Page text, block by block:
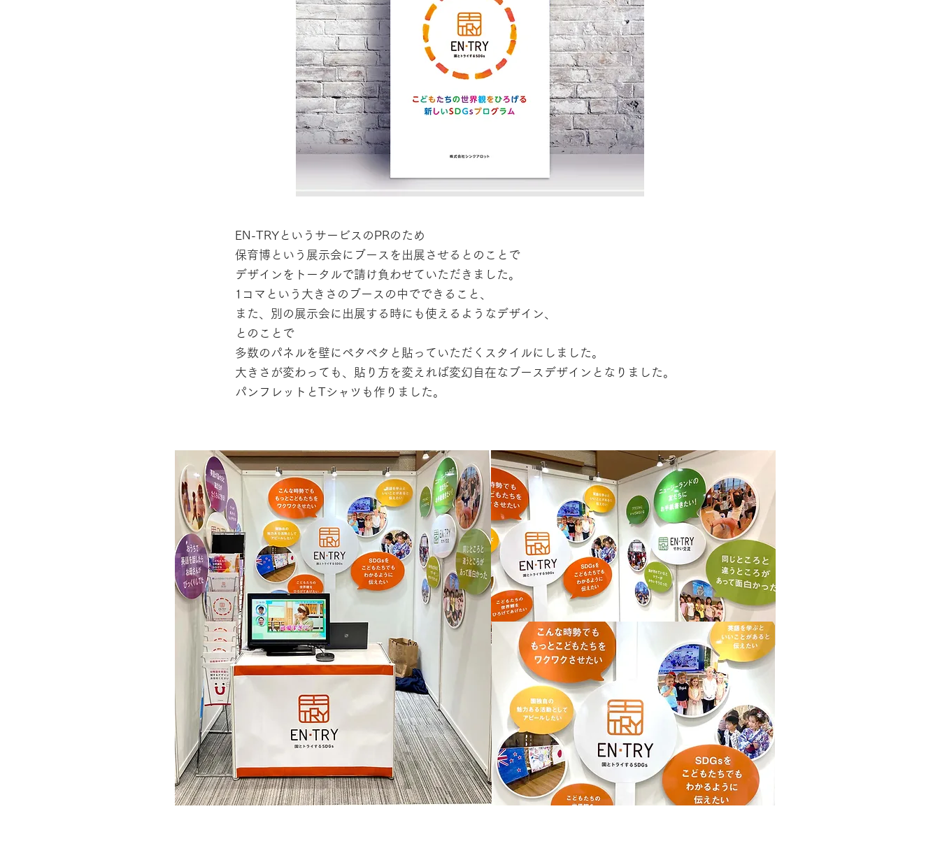
EN-TRYというサービスのPRのため
保育博という展示会にブースを出展させるとのことで
デザインをトータルで請け負わせていただきました。
1コマという大きさのブースの中でできること、
また、別の展示会に出展する時にも使えるようなデザイン、
とのことで
多数のパネルを壁にペタペタと貼っていただくスタイルにしました。
大きさが変わっても、
貼り方を変えれば変幻自在なブースデザインとなりました。
​パンフレットとTシャツも作りました。